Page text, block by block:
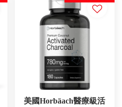
美國Horbäach醫療級活